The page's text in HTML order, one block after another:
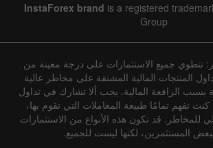
InstaForex brand is a registered
Group
تنطوي جميع الاستثمارات على درجة معينة من
المنتجات المالية المشتقة على مخاطر عالية
بسبب الرافعة المالية. يجب ألا تشارك في تداول
كنت تفهم تمامًا طبيعة المعاملات التي تقوم بها،
للمخاطر. قد تكون هذه الأنواع من الاستثمارات
المستثمرين، لكنها ليست للجميع.